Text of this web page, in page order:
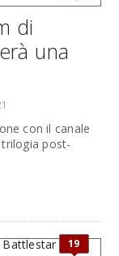
di
una
con il canale
post-
19